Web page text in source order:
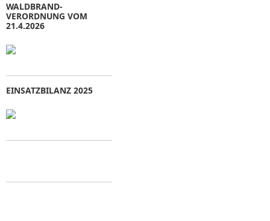
WALDBRAND-
VERORDNUNG VOM
21.4.2026
EINSATZBILANZ 2025